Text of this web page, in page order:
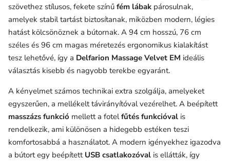
szövethez stílusos, fekete színű fém lábak párosulnak,
amelyek stabil tartást biztosítanak, miközben modern, légies
hatást kölcsönöznek a bútornak. A 94 cm hosszú, 76 cm
széles és 96 cm magas méretezés ergonomikus kialakítást
tesz lehetővé, így a Delfarion Massage Velvet EM ideális
választás kisebb és nagyobb terekbe egyaránt.
A kényelmet számos technikai extra szolgálja, amelyeket
egyszerűen, a mellékelt távirányítóval vezérelhet. A beépített
masszázs funkció mellett a fotelfűtés funkcióval is
rendelkezik, ami különösen a hidegebb estéken teszi
komfortosabbá a használatot. A modern igényekhez igazodva
a bútort egy beépített USB csatlakozóval is ellátták, így